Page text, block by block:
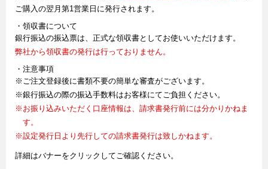
ご購入の翌月第1営業日に発行されます。
・領収書について
銀行振込の振込票は、正式な領収書としてお使いいただけます。
弊社から領収書の発行は行っておりません。
・注意事項
※ご注文登録後に書類不要の簡単な審査がございます。
※銀行振込の際の振込手数料はお客様にてご負担ください。
※お振り込みいただく口座情報は、請求書発行前には分かりかねま
す。
※設定発行日より先行しての請求書発行は致しかねます。
詳細はバナーをクリックしてご確認ください。